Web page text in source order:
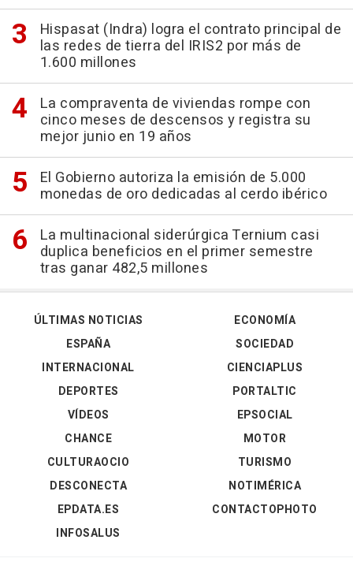
Hispasat (Indra) logra el contrato principal de
las redes de tierra del IRIS2 por más de
1.600 millones
La compraventa de viviendas rompe con
cinco meses de descensos y registra su
mejor junio en 19 años
El Gobierno autoriza la emisión de 5.000
monedas de oro dedicadas al cerdo ibérico
La multinacional siderúrgica Ternium casi
duplica beneficios en el primer semestre
tras ganar 482,5 millones
ÚLTIMAS NOTICIAS
ESPAÑA
INTERNACIONAL
DEPORTES
VÍDEOS
ECONOMÍA
SOCIEDAD
CIENCIAPLUS
PORTALTIC
EPSOCIAL
CHANCE
CULTURAOCIO
DESCONECTA
EPDATA.ES
INFOSALUS
MOTOR
TURISMO
NOTIMÉRICA
CONTACTOPHOTO